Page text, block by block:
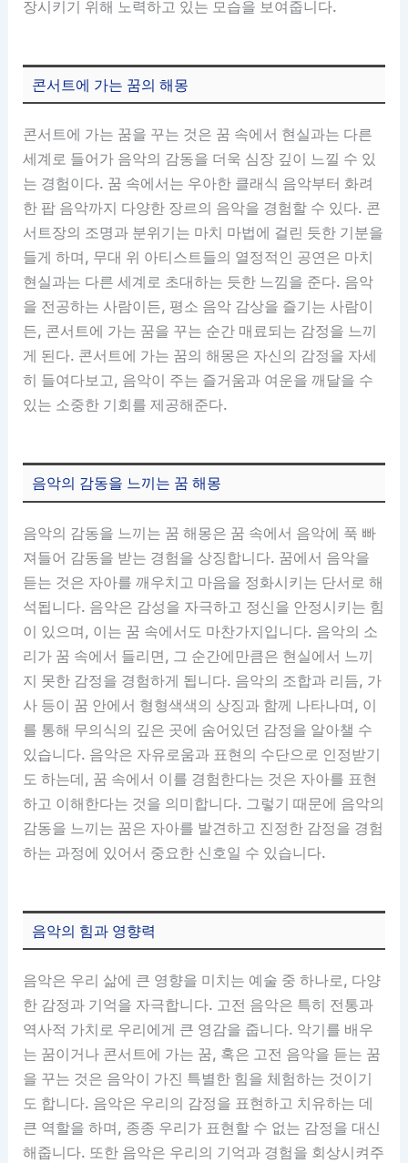
장시키기 위해 노력하고 있는 모습을 보여줍니다.
콘서트에 가는 꿈의 해몽
콘서트에 가는 꿈을 꾸는 것은 꿈 속에서 현실과는 다른
세계로 들어가 음악의 감동을 더욱 심장 깊이 느낄 수 있
는 경험이다. 꿈 속에서는 우아한 클래식 음악부터 화려
한 팝 음악까지 다양한 장르의 음악을 경험할 수 있다. 콘
서트장의 조명과 분위기는 마치 마법에 걸린 듯한 기분을
들게 하며, 무대 위 아티스트들의 열정적인 공연은 마치
현실과는 다른 세계로 초대하는 듯한 느낌을 준다. 음악
을 전공하는 사람이든, 평소 음악 감상을 즐기는 사람이
든, 콘서트에 가는 꿈을 꾸는 순간 매료되는 감정을 느끼
게 된다. 콘서트에 가는 꿈의 해몽은 자신의 감정을 자세
히 들여다보고, 음악이 주는 즐거움과 여운을 깨달을 수
있는 소중한 기회를 제공해준다.
음악의 감동을 느끼는 꿈 해몽
음악의 감동을 느끼는 꿈 해몽은 꿈 속에서 음악에 푹 빠
져들어 감동을 받는 경험을 상징합니다. 꿈에서 음악을
듣는 것은 자아를 깨우치고 마음을 정화시키는 단서로 해
석됩니다. 음악은 감성을 자극하고 정신을 안정시키는 힘
이 있으며, 이는 꿈 속에서도 마찬가지입니다. 음악의 소
리가 꿈 속에서 들리면, 그 순간에만큼은 현실에서 느끼
지 못한 감정을 경험하게 됩니다. 음악의 조합과 리듬, 가
사 등이 꿈 안에서 형형색색의 상징과 함께 나타나며, 이
를 통해 무의식의 깊은 곳에 숨어있던 감정을 알아챌 수
있습니다. 음악은 자유로움과 표현의 수단으로 인정받기
도 하는데, 꿈 속에서 이를 경험한다는 것은 자아를 표현
하고 이해한다는 것을 의미합니다. 그렇기 때문에 음악의
감동을 느끼는 꿈은 자아를 발견하고 진정한 감정을 경험
하는 과정에 있어서 중요한 신호일 수 있습니다.
음악의 힘과 영향력
음악은 우리 삶에 큰 영향을 미치는 예술 중 하나로, 다양
한 감정과 기억을 자극합니다. 고전 음악은 특히 전통과
역사적 가치로 우리에게 큰 영감을 줍니다. 악기를 배우
는 꿈이거나 콘서트에 가는 꿈, 혹은 고전 음악을 듣는 꿈
을 꾸는 것은 음악이 가진 특별한 힘을 체험하는 것이기
도 합니다. 음악은 우리의 감정을 표현하고 치유하는 데
큰 역할을 하며, 종종 우리가 표현할 수 없는 감정을 대신
해줍니다. 또한 음악은 우리의 기억과 경험을 회상시켜주